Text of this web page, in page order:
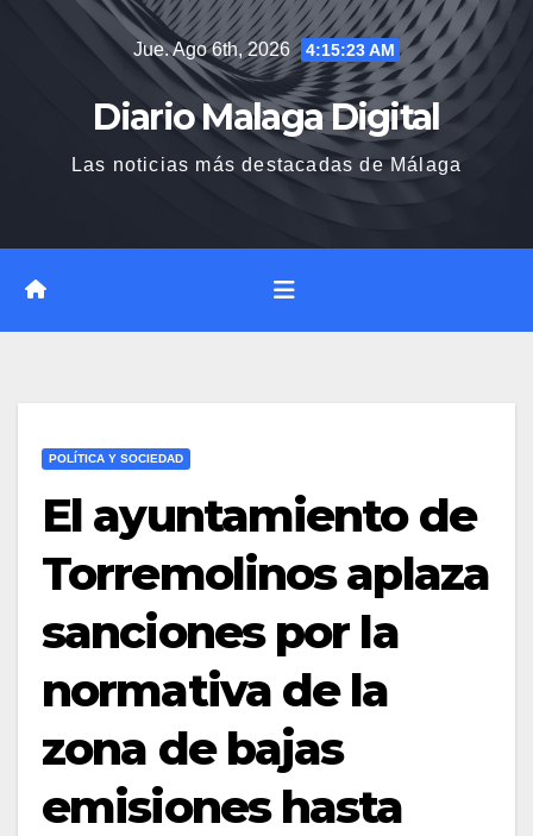
Jue. Ago 6th, 2026 4:15:24 AM
Diario Malaga Digital
Las noticias más destacadas de Málaga
POLÍTICA Y SOCIEDAD
El ayuntamiento de
Torremolinos aplaza
sanciones por la
normativa de la
zona de bajas
emisiones hasta